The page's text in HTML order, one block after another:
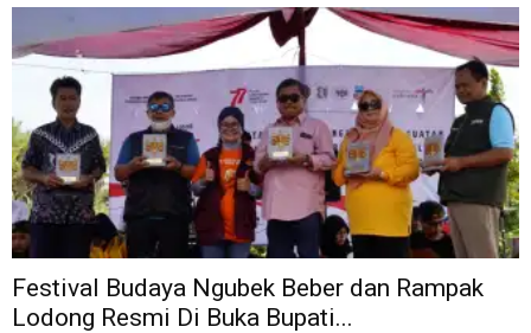
Festival Budaya Ngubek Beber dan Rampak
Lodong Resmi Di Buka Bupati...